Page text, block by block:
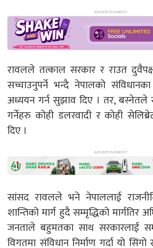
रावलले तत्काल सरकार र राउत
सच्चाउनुपर्ने भन्दै नेपालको संविधानका
अध्ययन गर्न सुझाव दिए । तर, बस्नेतले
गर्नेहरु कोही डलरवादी र कोही
दिए ।
सांसद रावलले भने नेपाललाई
शान्तिको मार्ग हुदै सम्मृद्धिको मार्गतिर
जनताले बहुमतका साथ सरकारलाई
विगतमा संविधान निर्माण गर्दा यो सिंगो